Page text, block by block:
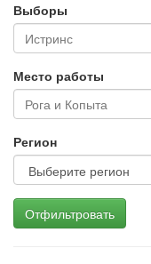
Выборы
Место работы
Регион
Отфильтровать